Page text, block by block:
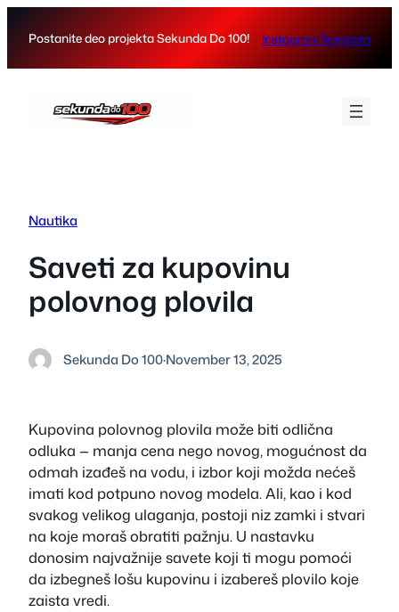
Postanite deo projekta Sekunda Do 100! InstagramTelegram
Nautika
Saveti za kupovinu
polovnog plovila
Sekunda Do 100·November 13, 2025
Kupovina polovnog plovila može biti odlična
odluka — manja cena nego novog, mogućnost da
odmah izađeš na vodu, i izbor koji možda nećeš
imati kod potpuno novog modela. Ali, kao i kod
svakog velikog ulaganja, postoji niz zamki i stvari
na koje moraš obratiti pažnju. U nastavku
donosim najvažnije savete koji ti mogu pomoći
da izbegneš lošu kupovinu i izabereš plovilo koje
zaista vredi.